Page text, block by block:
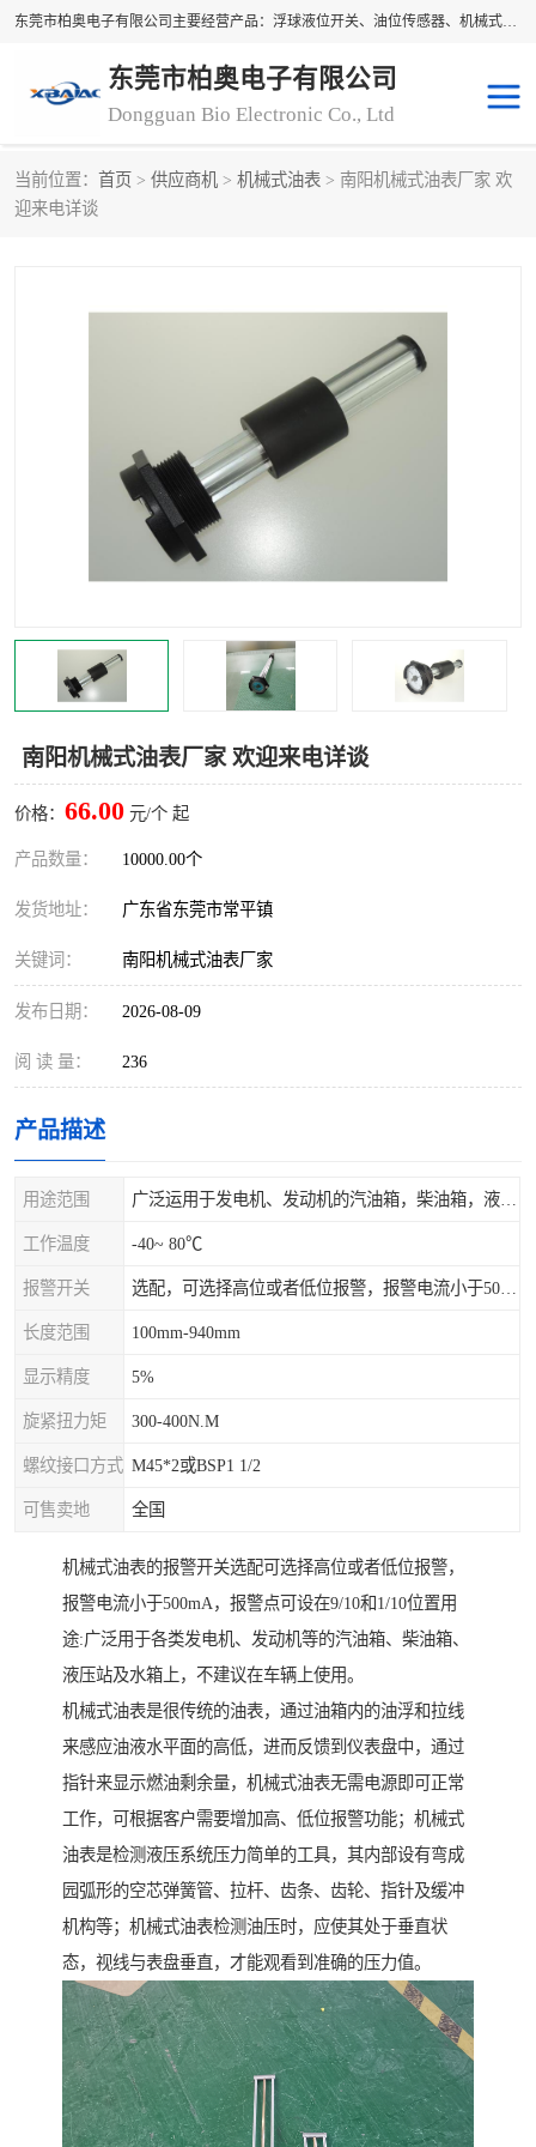
东莞市柏奥电子有限公司主要经营产品：浮球液位开关、油位传感器、机械式油表、浮球液位计、水位控制浮球阀、料位开关，水流开关、油水位控制配套仪表等。柏奥电子，您可信赖的合作伙伴
东莞市柏奥电子有限公司
Dongguan Bio Electronic Co., Ltd
当前位置： 首页 > 供应商机 > 机械式油表 > 南阳机械式油表厂家 欢
迎来电详谈
南阳机械式油表厂家 欢迎来电详谈
价格： 66.00 元/个 起
产品数量： 10000.00个
发货地址： 广东省东莞市常平镇
关键词： 南阳机械式油表厂家
发布日期： 2026-08-09
阅 读 量： 236
产品描述
用途范围
工作温度 -40~ 80℃
报警开关
长度范围 100mm-940mm
显示精度 5%
旋紧扭力矩 300-400N.M
螺纹接口方式 M45*2或BSP1 1/2
可售卖地 全国
机械式油表的报警开关选配可选择高位或者低位报警，
报警电流小于500mA，报警点可设在9/10和1/10位置用
途:广泛用于各类发电机、发动机等的汽油箱、柴油箱、
液压站及水箱上，不建议在车辆上使用。
机械式油表是很传统的油表，通过油箱内的油浮和拉线
来感应油液水平面的高低，进而反馈到仪表盘中，通过
指针来显示燃油剩余量，机械式油表无需电源即可正常
工作，可根据客户需要增加高、低位报警功能；机械式
油表是检测液压系统压力简单的工具，其内部设有弯成
园弧形的空芯弹簧管、拉杆、齿条、齿轮、指针及缓冲
机构等；机械式油表检测油压时，应使其处于垂直状
态，视线与表盘垂直，才能观看到准确的压力值。